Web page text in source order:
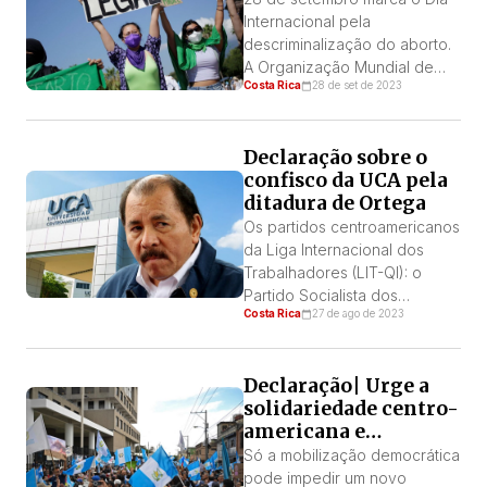
36 horas em empregos
insalubres. Dissemos também
[…]
grávidas
Internacional pela
descriminalização do aborto.
A Organização Mundial de
Saúde demonstrou que a
fazerem abortos, mas antes
obriga-as a recorrer a
práticas inseguras, ilegais e
até mortais. Aproximadamente
39.000 mulheres morrem
todos os anos devido a
abortos inseguros [1],
principalmente em […]
Costa Rica 28 de set de 2023
Declaração sobre o
confisco da UCA pela
ditadura de Ortega
Os partidos centroamericanos
da Liga Internacional dos
Trabalhadores (LIT-QI): o
Partido Socialista dos
Trabalhadores de Honduras,
e o Partido dos
Trabalhadores da Costa Rica,
expressamos nosso absoluto
rechaço ao congelamento
dos fundos de financiamento-
Costa Rica 27 de ago de 2023
Declaração| Urge a
solidariedade centro-
americana e
internacional para
evitar o golpe de
Só a mobilização democrática
pode impedir um novo